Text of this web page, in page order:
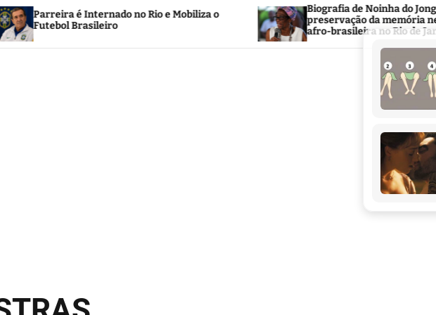
no Rio e Mobiliza o
Biografia de Noinha do Jongo reforça a
preservação da memória negra e da cultura
afro-brasileira no Rio de Janeiro